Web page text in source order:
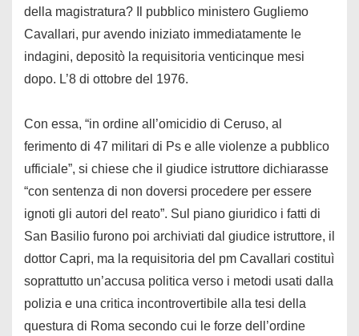
della magistratura? Il pubblico ministero Gugliemo
Cavallari, pur avendo iniziato immediatamente le
indagini, depositò la requisitoria venticinque mesi
dopo. L’8 di ottobre del 1976.
Con essa, “in ordine all’omicidio di Ceruso, al
ferimento di 47 militari di Ps e alle violenze a pubblico
ufficiale”, si chiese che il giudice istruttore dichiarasse
“con sentenza di non doversi procedere per essere
ignoti gli autori del reato”. Sul piano giuridico i fatti di
San Basilio furono poi archiviati dal giudice istruttore, il
dottor Capri, ma la requisitoria del pm Cavallari costituì
soprattutto un’accusa politica verso i metodi usati dalla
polizia e una critica incontrovertibile alla tesi della
questura di Roma secondo cui le forze dell’ordine